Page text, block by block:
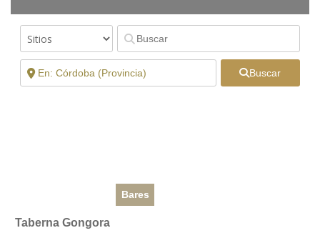
Buscar
Bares
Taberna Gongora